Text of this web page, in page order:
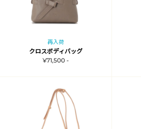
再入荷
クロスボディバッグ
¥71,500 -